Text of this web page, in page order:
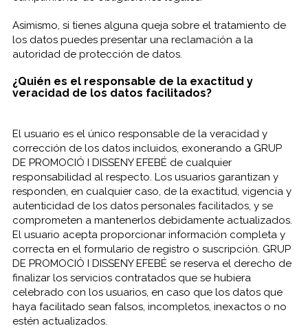
Asimismo, si tienes alguna queja sobre el tratamiento de
los datos puedes presentar una reclamación a la
autoridad de protección de datos.
¿Quién es el responsable de la exactitud y
veracidad de los datos facilitados?
El usuario es el único responsable de la veracidad y
corrección de los datos incluidos, exonerando a GRUP
DE PROMOCIÓ I DISSENY EFEBÉ de cualquier
responsabilidad al respecto. Los usuarios garantizan y
responden, en cualquier caso, de la exactitud, vigencia y
autenticidad de los datos personales facilitados, y se
comprometen a mantenerlos debidamente actualizados.
El usuario acepta proporcionar información completa y
correcta en el formulario de registro o suscripción. GRUP
DE PROMOCIÓ I DISSENY EFEBÉ se reserva el derecho de
finalizar los servicios contratados que se hubiera
celebrado con los usuarios, en caso que los datos que
haya facilitado sean falsos, incompletos, inexactos o no
estén actualizados.